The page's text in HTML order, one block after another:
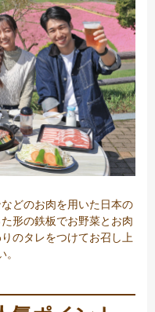
どのお肉を用いた日本の
形の鉄板でお野菜とお肉
のタレをつけてお召し上